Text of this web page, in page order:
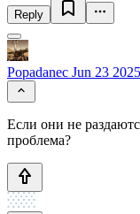
Reply
Popadanec Jun 23
Если они не
проблема?